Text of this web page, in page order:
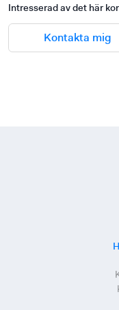
Intresserad av det här
Kontakta mig